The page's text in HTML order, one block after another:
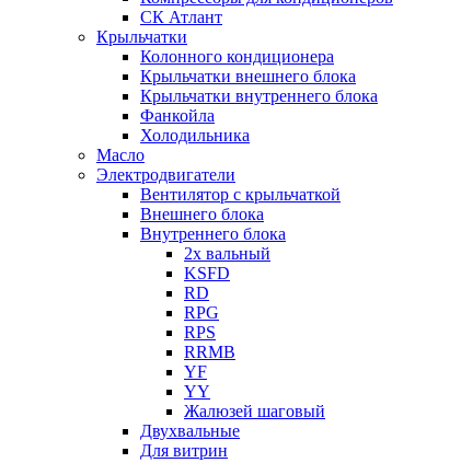
СК Атлант
Крыльчатки
Колонного кондиционера
Крыльчатки внешнего блока
Крыльчатки внутреннего блока
Фанкойла
Холодильника
Масло
Электродвигатели
Вентилятор с крыльчаткой
Внешнего блока
Внутреннего блока
2х вальный
KSFD
RD
RPG
RPS
RRMB
YF
YY
Жалюзей шаговый
Двухвальные
Для витрин